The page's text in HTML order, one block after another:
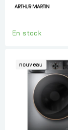
En stock
nouveau